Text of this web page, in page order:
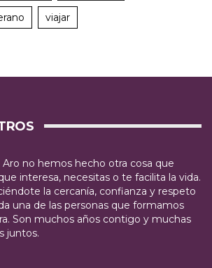
viajar
no hemos hecho otra cosa que
interesa, necesitas o te facilita la vida.
la cercanía, confianza y respeto
una de las personas que formamos
Son muchos años contigo y muchas
juntos.